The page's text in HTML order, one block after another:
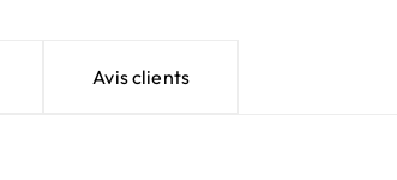
Avis clients